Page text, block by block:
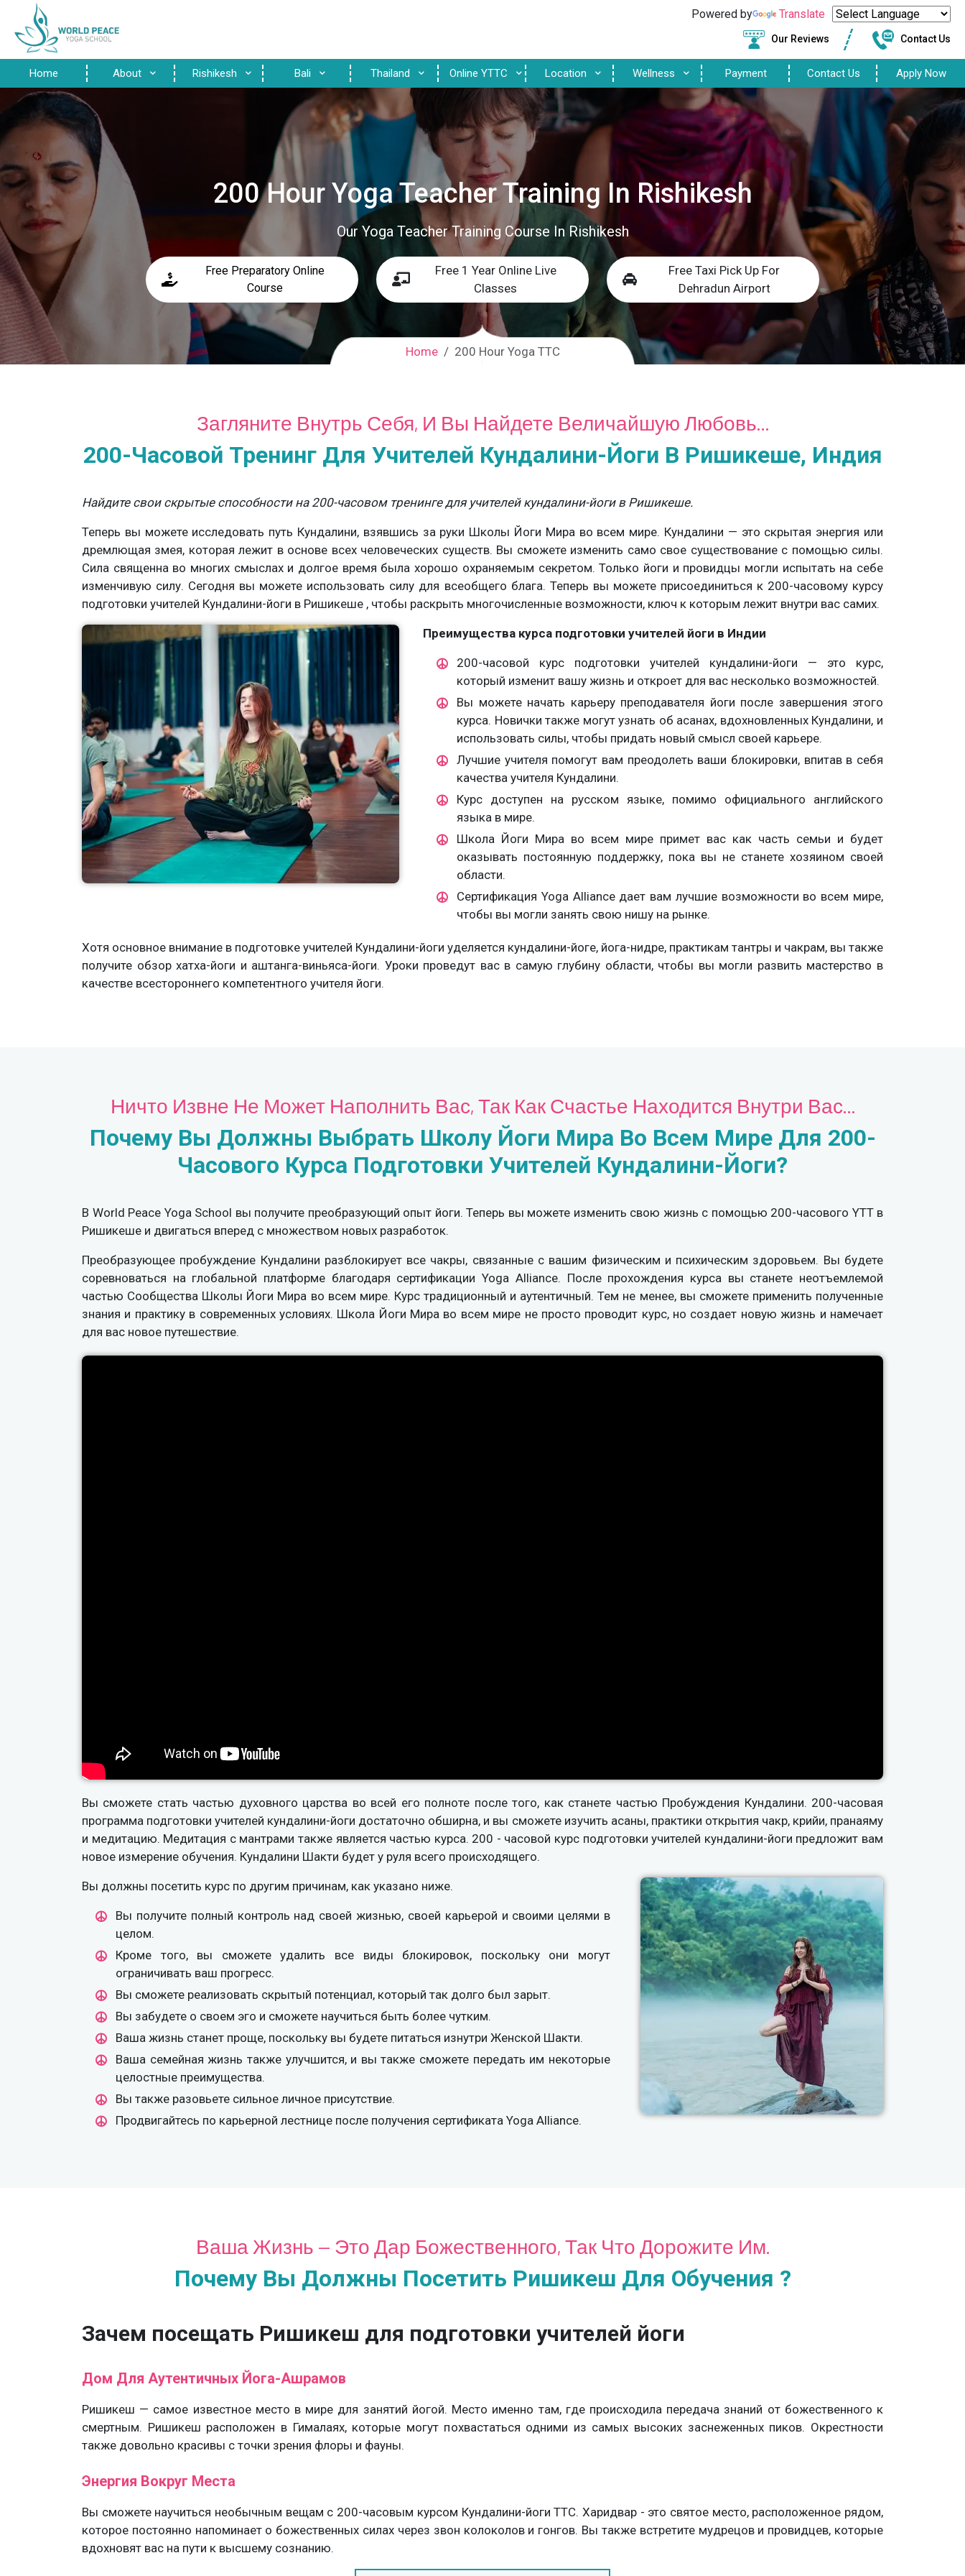
Powered by Translate
Our Reviews Contact Us
Home About Rishikesh Bali Thailand Online YTTC Location Wellness Payment Contact Us Apply Now
200 Hour Yoga Teacher Training In Rishikesh
Our Yoga Teacher Training Course In Rishikesh
Home 200 Hour Yoga TTC
Free Preparatory Online
Course
Free 1 Year Online Live
Classes
Free Taxi Pick Up For
Dehradun Airport
Загляните Внутрь Себя, И Вы Найдете Величайшую Любовь…
200-Часовой Тренинг Для Учителей Кундалини-Йоги В Ришикеше, Индия
Найдите свои скрытые способности на 200-часовом тренинге для учителей кундалини-йоги в Ришикеше.
Теперь вы можете исследовать путь Кундалини, взявшись за руки Школы Йоги Мира во всем мире. Кундалини — это скрытая энергия или
дремлющая змея, которая лежит в основе всех человеческих существ. Вы сможете изменить само свое существование с помощью силы.
Сила священна во многих смыслах и долгое время была хорошо охраняемым секретом. Только йоги и провидцы могли испытать на себе
изменчивую силу. Сегодня вы можете использовать силу для всеобщего блага. Теперь вы можете присоединиться к 200-часовому курсу
подготовки учителей Кундалини-йоги в Ришикеше , чтобы раскрыть многочисленные возможности, ключ к которым лежит внутри вас самих.
Преимущества курса подготовки учителей йоги в Индии
200-часовой курс подготовки учителей кундалини-йоги — это курс,
который изменит вашу жизнь и откроет для вас несколько возможностей.
Вы можете начать карьеру преподавателя йоги после завершения этого
курса. Новички также могут узнать об асанах, вдохновленных Кундалини, и
использовать силы, чтобы придать новый смысл своей карьере.
Лучшие учителя помогут вам преодолеть ваши блокировки, впитав в себя
качества учителя Кундалини.
Курс доступен на русском языке, помимо официального английского
языка в мире.
Школа Йоги Мира во всем мире примет вас как часть семьи и будет
оказывать постоянную поддержку, пока вы не станете хозяином своей
области.
Сертификация Yoga Alliance дает вам лучшие возможности во всем мире,
чтобы вы могли занять свою нишу на рынке.
Хотя основное внимание в подготовке учителей Кундалини-йоги уделяется кундалини-йоге, йога-нидре, практикам тантры и чакрам, вы также
получите обзор хатха-йоги и аштанга-виньяса-йоги. Уроки проведут вас в самую глубину области, чтобы вы могли развить мастерство в
качестве всестороннего компетентного учителя йоги.
Ничто Извне Не Может Наполнить Вас, Так Как Счастье Находится Внутри Вас…
Почему Вы Должны Выбрать Школу Йоги Мира Во Всем Мире Для 200-
Часового Курса Подготовки Учителей Кундалини-Йоги?
В World Peace Yoga School вы получите преобразующий опыт йоги. Теперь вы можете изменить свою жизнь с помощью 200-часового YTT в
Ришикеше и двигаться вперед с множеством новых разработок.
Преобразующее пробуждение Кундалини разблокирует все чакры, связанные с вашим физическим и психическим здоровьем. Вы будете
соревноваться на глобальной платформе благодаря сертификации Yoga Alliance. После прохождения курса вы станете неотъемлемой
частью Сообщества Школы Йоги Мира во всем мире. Курс традиционный и аутентичный. Тем не менее, вы сможете применить полученные
знания и практику в современных условиях. Школа Йоги Мира во всем мире не просто проводит курс, но создает новую жизнь и намечает
для вас новое путешествие.
Вы сможете стать частью духовного царства во всей его полноте после того, как станете частью Пробуждения Кундалини. 200-часовая
программа подготовки учителей кундалини-йоги достаточно обширна, и вы сможете изучить асаны, практики открытия чакр, крийи, пранаяму
и медитацию. Медитация с мантрами также является частью курса. 200 - часовой курс подготовки учителей кундалини-йоги предложит вам
новое измерение обучения. Кундалини Шакти будет у руля всего происходящего.
Вы должны посетить курс по другим причинам, как указано ниже.
Вы получите полный контроль над своей жизнью, своей карьерой и своими целями в
целом.
Кроме того, вы сможете удалить все виды блокировок, поскольку они могут
ограничивать ваш прогресс.
Вы сможете реализовать скрытый потенциал, который так долго был зарыт.
Вы забудете о своем эго и сможете научиться быть более чутким.
Ваша жизнь станет проще, поскольку вы будете питаться изнутри Женской Шакти.
Ваша семейная жизнь также улучшится, и вы также сможете передать им некоторые
целостные преимущества.
Вы также разовьете сильное личное присутствие.
Продвигайтесь по карьерной лестнице после получения сертификата Yoga Alliance.
Ваша Жизнь — Это Дар Божественного, Так Что Дорожите Им.
Почему Вы Должны Посетить Ришикеш Для Обучения ?
Зачем посещать Ришикеш для подготовки учителей йоги
Дом Для Аутентичных Йога-Ашрамов
Ришикеш — самое известное место в мире для занятий йогой. Место именно там, где происходила передача знаний от божественного к
смертным. Ришикеш расположен в Гималаях, которые могут похвастаться одними из самых высоких заснеженных пиков. Окрестности
также довольно красивы с точки зрения флоры и фауны.
Энергия Вокруг Места
Вы сможете научиться необычным вещам с 200-часовым курсом Кундалини-йоги TTC. Харидвар - это святое место, расположенное рядом,
которое постоянно напоминает о божественных силах через звон колоколов и гонгов. Вы также встретите мудрецов и провидцев, которые
вдохновят вас на пути к высшему сознанию.